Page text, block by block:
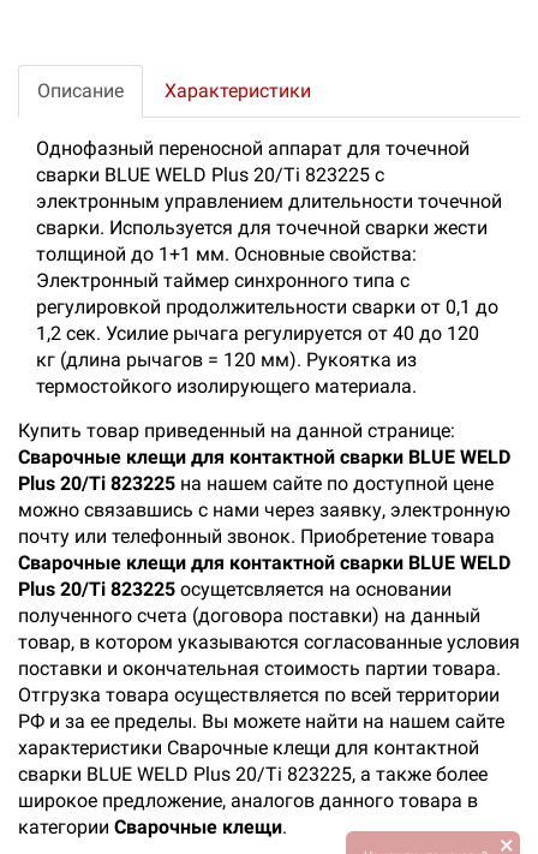
Описание Характеристики
Однофазный переносной аппарат для точечной
сварки BLUE WELD Plus 20/Ti 823225 с
электронным управлением длительности точечной
сварки. Используется для точечной сварки жести
толщиной до 1+1 мм. Основные свойства:
Электронный таймер синхронного типа с
регулировкой продолжительности сварки от 0,1 до
1,2 сек. Усилие рычага регулируется от 40 до 120
кг (длина рычагов = 120 мм). Рукоятка из
термостойкого изолирующего материала.
Купить товар приведенный на данной странице:
Сварочные клещи для контактной сварки BLUE WELD
Plus 20/Ti 823225 на нашем сайте по доступной цене
можно связавшись с нами через заявку, электронную
почту или телефонный звонок. Приобретение товара
Сварочные клещи для контактной сварки BLUE WELD
Plus 20/Ti 823225 осущетсвляется на основании
полученного счета (договора поставки) на данный
товар, в котором указываются согласованные условия
поставки и окончательная стоимость партии товара.
Отгрузка товара осуществляется по всей территории
РФ и за ее пределы. Вы можете найти на нашем сайте
характеристики Сварочные клещи для контактной
сварки BLUE WELD Plus 20/Ti 823225, а также более
широкое предложение, аналогов данного товара в
категории Сварочные клещи.
×